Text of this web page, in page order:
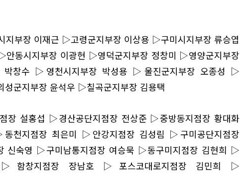
지부장 이재근 ▷고령군지부장 이상용 ▷구미시지부장 류승엽
동시지부장 이광현 ▷영덕군지부장 정창미 ▷영양군지부장
박창수 ▷영천시지부장 박성용 ▷울진군지부장 오종성 ▷
군지부장 윤석우 ▷칠곡군지부장 김용택
장 설홍섭 ▷경산공단지점장 전상준 ▷중방동지점장 황대화
천지점장 최은미 ▷안강지점장 김성림 ▷구미공단지점장
신숙영 ▷구미남통지점장 여승묵 ▷동구미지점장 김현희 ▷
▷함창지점장 장남호 ▷포스코대로지점장 김민희 ▷